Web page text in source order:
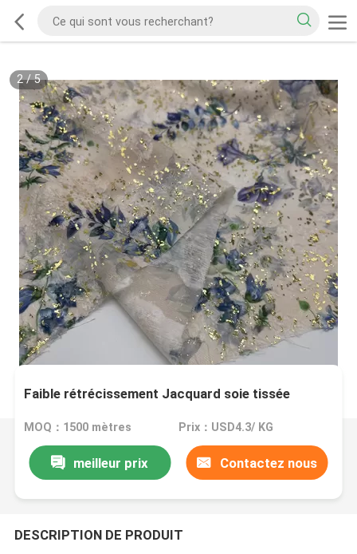
2/5
Faible rétrécissement Jacquard soie tissée
MOQ：1500 mètres Prix：USD4.3/ KG
meilleur prix Contactez nous
DESCRIPTION DE PRODUIT